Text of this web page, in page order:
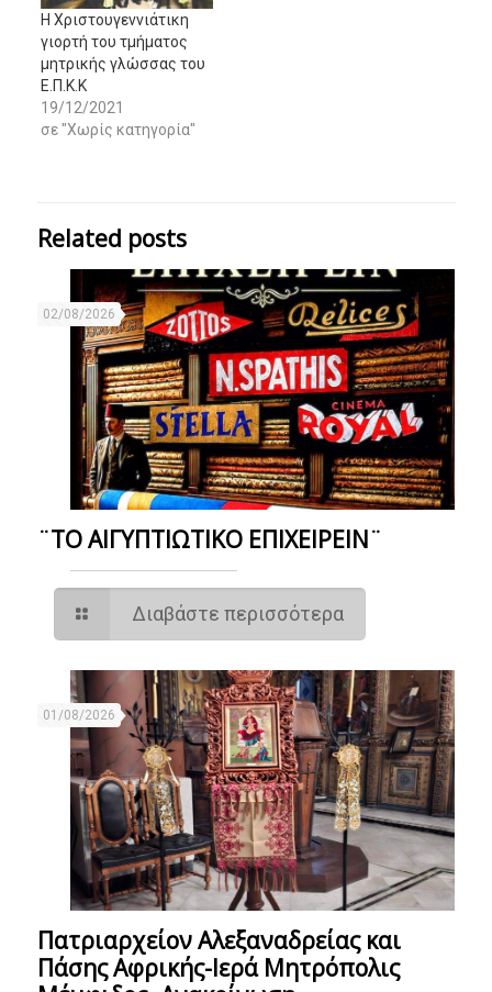
Η Χριστουγεννιάτικη
γιορτή του τμήματος
μητρικής γλώσσας του
Ε.Π.Κ.Κ
19/12/2021
σε "Χωρίς κατηγορία"
Related posts
02/08/2026
¨ΤΟ ΑΙΓΥΠΤΙΩΤΙΚΟ ΕΠΙΧΕΙΡΕΙΝ¨
Διαβάστε περισσότερα
01/08/2026
Πατριαρχείον Αλεξαναδρείας και
Πάσης Αφρικής-Ιερά Μητρόπολις